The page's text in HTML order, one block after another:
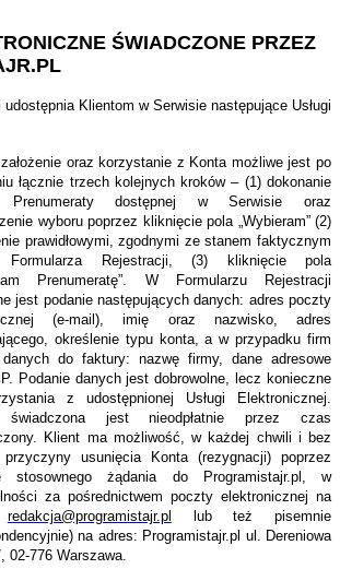
ŚWIADCZONE PRZEZ
udostępnia Klientom w Serwisie następujące Usługi
oraz korzystanie z Konta możliwe jest po
łącznie trzech kolejnych kroków – (1) dokonanie
Prenumeraty dostępnej w Serwisie oraz
wyboru poprzez kliknięcie pola „Wybieram” (2)
prawidłowymi, zgodnymi ze stanem faktycznym
Formularza Rejestracji, (3) kliknięcie pola
Prenumeratę”. W Formularzu Rejestracji
jest podanie następujących danych: adres poczty
(e-mail), imię oraz nazwisko, adres
określenie typu konta, a w przypadku firm
danych do faktury: nazwę firmy, dane adresowe
Podanie danych jest dobrowolne, lecz konieczne
z udostępnionej Usługi Elektronicznej.
świadczona jest nieodpłatnie przez czas
Klient ma możliwość, w każdej chwili i bez
przyczyny usunięcia Konta (rezygnacji) poprzez
stosownego żądania do Programistajr.pl, w
za pośrednictwem poczty elektronicznej na
redakcja@programistajr.pl
lub też pisemnie
na adres: Programistajr.pl ul. Dereniowa
02-776 Warszawa.